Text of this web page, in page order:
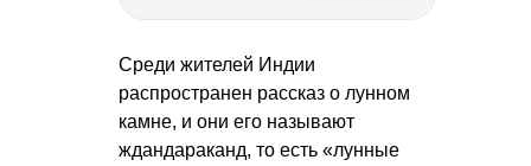
Среди жителей Индии
распространен рассказ о лунном
камне, и они его называют
ждандараканд, то есть «лунные